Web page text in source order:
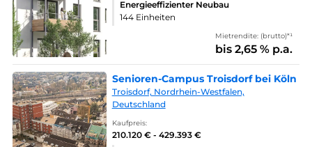
Energieeffizienter Neubau
144 Einheiten
Mietrendite: (brutto)*¹
bis 2,65 % p.a.
Senioren-Campus Troisdorf bei Köln
Troisdorf, Nordrhein-Westfalen,
Deutschland
Kaufpreis:
210.120 € - 429.393 €